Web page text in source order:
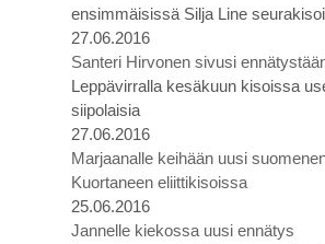
ensimmäisissä Silja Line
27.06.2016
Santeri Hirvonen sivusi
Leppävirralla kesäkuun kisoissa
siipolaisia
27.06.2016
Marjaanalle keihään uusi
Kuortaneen eliittikisoissa
25.06.2016
Jannelle kiekossa uusi ennätys